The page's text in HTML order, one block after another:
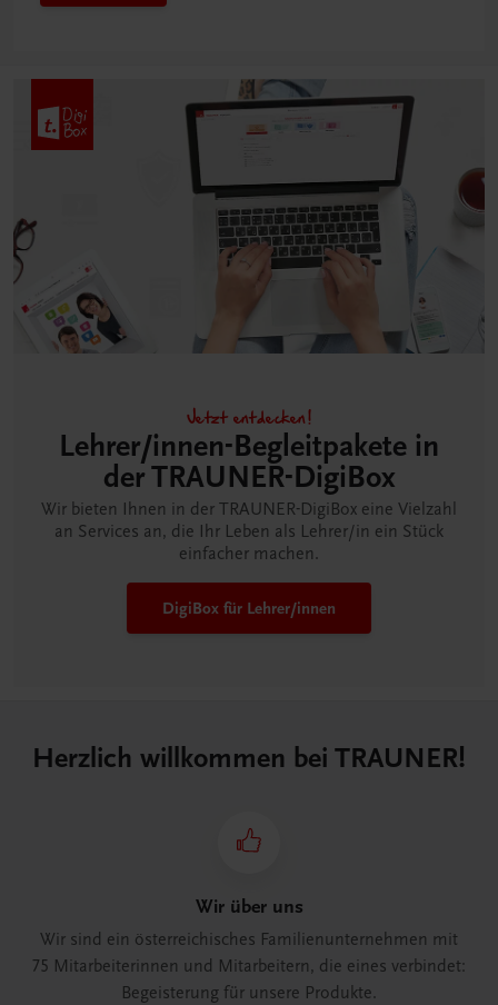
Jetzt entdecken!
Lehrer/innen-Begleitpakete in
der TRAUNER-DigiBox
Wir bieten Ihnen in der TRAUNER-DigiBox eine Vielzahl
an Services an, die Ihr Leben als Lehrer/in ein Stück
einfacher machen.
DigiBox für Lehrer/innen
Herzlich willkommen bei TRAUNER!
Wir über uns
Wir sind ein österreichisches Familienunternehmen mit
75 Mitarbeiterinnen und Mitarbeitern, die eines verbindet:
Begeisterung für unsere Produkte.